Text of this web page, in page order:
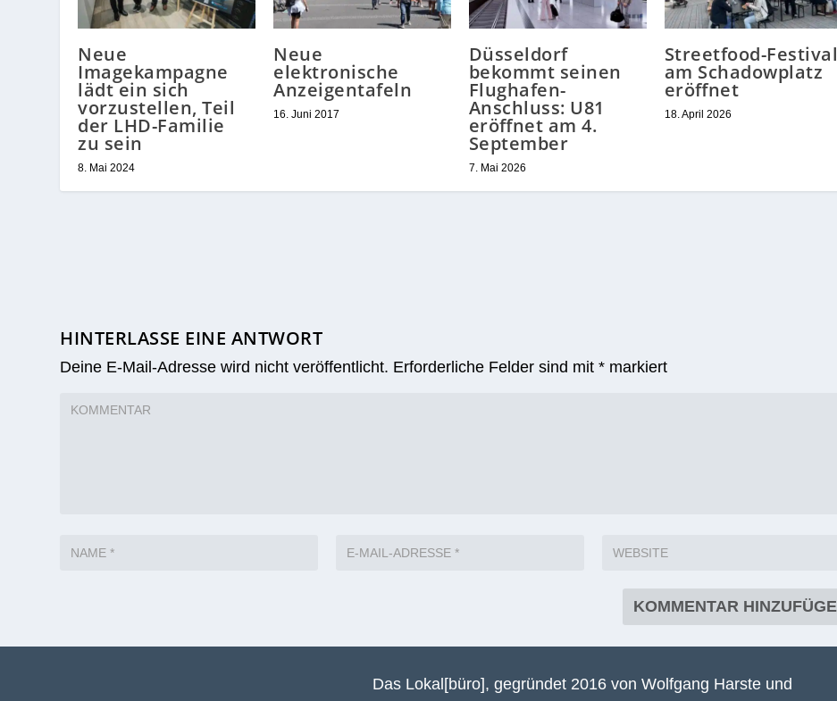
Neue
Imagekampagne
lädt ein sich
vorzustellen, Teil
der LHD-Familie
zu sein
8. Mai 2024
Neue
elektronische
Anzeigentafeln
16. Juni 2017
Düsseldorf
bekommt seinen
Flughafen-
Anschluss: U81
eröffnet am 4.
September
7. Mai 2026
Streetfood-Festival
am Schadowplatz
eröffnet
18. April 2026
HINTERLASSE EINE ANTWORT
Deine E-Mail-Adresse wird nicht veröffentlicht. Erforderliche Felder sind mit* markiert
Das Lokal[büro], gegründet 2016 von Wolfgang Harste und